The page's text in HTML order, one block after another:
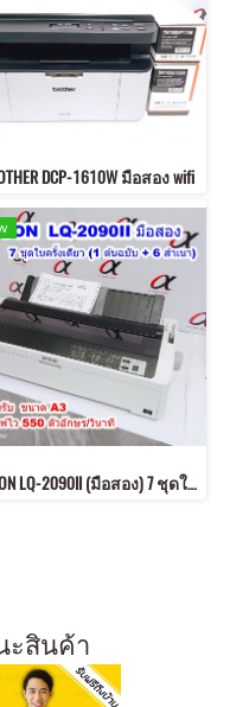
DCP-1610W มือสอง wifi
EPSON LQ-2090II (มือสอง) 7 ชุดในครั้งเดียว (1 ต้นฉบับ + 6 สำเนา)
ะสินค้า